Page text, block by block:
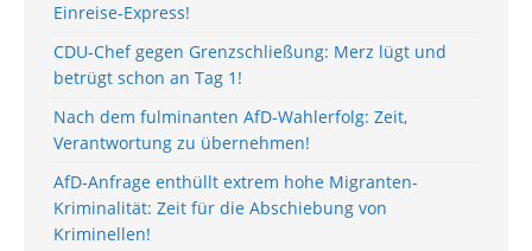
Einreise-Express!
CDU-Chef gegen Grenzschließung: Merz lügt und
betrügt schon an Tag 1!
Nach dem fulminanten AfD-Wahlerfolg: Zeit,
Verantwortung zu übernehmen!
AfD-Anfrage enthüllt extrem hohe Migranten-
Kriminalität: Zeit für die Abschiebung von
Kriminellen!